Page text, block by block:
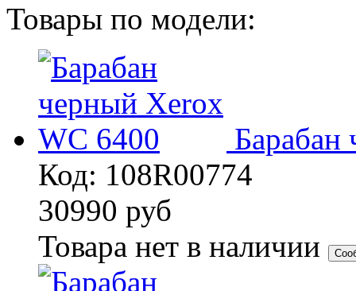
Товары по модели:
Код: 108R00774
30990 руб
Товара нет в наличии